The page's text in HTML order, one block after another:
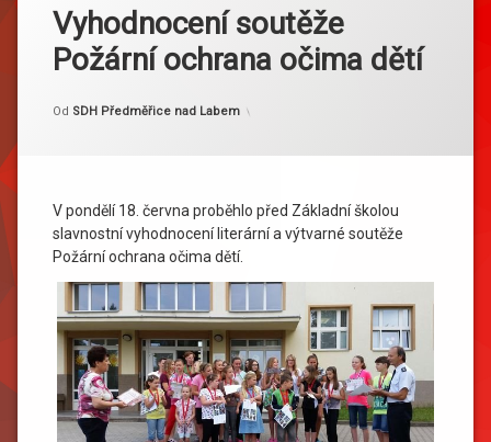
Vyhodnocení soutěže
Požární ochrana očima dětí
Publikováno19. 6. 2018
Aktualizováno 21. 6. 2018
Od SDH Předměřice nad Labem
V pondělí 18. června proběhlo před Základní školou
slavnostní vyhodnocení literární a výtvarné soutěže
Požární ochrana očima dětí.